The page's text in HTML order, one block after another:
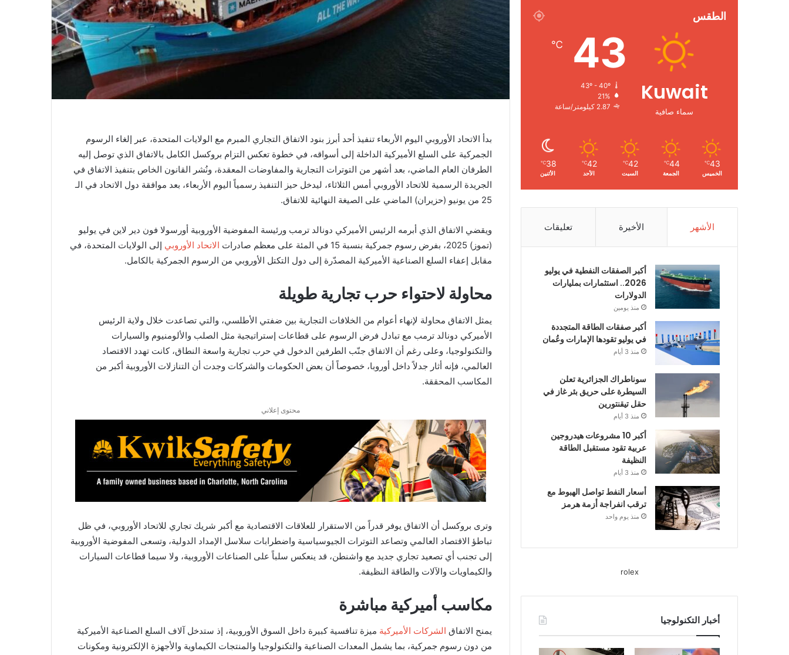
بدأ الاتحاد الأوروبي اليوم الأربعاء تنفيذ أحد أبرز بنود الاتفاق التجاري المبرم مع الولايات المتحدة، عبر إلغاء الرسوم
الجمركية على السلع الأميركية الداخلة إلى أسواقه، في خطوة تعكس التزام بروكسل الكامل بالاتفاق الذي توصل إليه
الطرفان العام الماضي، بعد أشهر من التوترات التجارية والمفاوضات المعقدة، ونُشر القانون الخاص بتنفيذ الاتفاق في
الجريدة الرسمية للاتحاد الأوروبي أمس الثلاثاء، ليدخل حيز التنفيذ رسمياً اليوم الأربعاء، بعد موافقة دول الاتحاد في الـ
25 من يونيو (حزيران) الماضي على الصيغة النهائية للاتفاق.
ويقضي الاتفاق الذي أبرمه الرئيس الأميركي دونالد ترمب ورئيسة المفوضية الأوروبية أورسولا فون دير لاين في يوليو
(تموز) 2025، بفرض رسوم جمركية بنسبة 15 في المئة على معظم صادرات
الاتحاد الأوروبي إلى الولايات المتحدة، في
مقابل إعفاء السلع الصناعية الأميركية المصدّرة إلى دول التكتل الأوروبي من الرسوم الجمركية بالكامل.
محاولة لاحتواء حرب تجارية طويلة
يمثل الاتفاق محاولة لإنهاء أعوام من الخلافات التجارية بين ضفتي الأطلسي، والتي تصاعدت خلال ولاية الرئيس
الأميركي دونالد ترمب مع تبادل فرض الرسوم على قطاعات إستراتيجية مثل الصلب والألومنيوم والسيارات
والتكنولوجيا، وعلى رغم أن الاتفاق جنّب الطرفين الدخول في حرب تجارية واسعة النطاق، كانت تهدد الاقتصاد
العالمي، فإنه أثار جدلاً داخل أوروبا، خصوصاً أن بعض الحكومات والشركات وجدت أن التنازلات الأوروبية أكبر من
المكاسب المحققة.
محتوى إعلاني
وترى بروكسل أن الاتفاق يوفر قدراً من الاستقرار للعلاقات الاقتصادية مع أكبر شريك تجاري للاتحاد الأوروبي، في ظل
تباطؤ الاقتصاد العالمي وتصاعد التوترات الجيوسياسية واضطرابات سلاسل الإمداد الدولية، وتسعى المفوضية الأوروبية
إلى تجنب أي تصعيد تجاري جديد مع واشنطن، قد ينعكس سلباً على الصناعات الأوروبية، ولا سيما قطاعات السيارات
والكيماويات والآلات والطاقة النظيفة.
مكاسب أميركية مباشرة
يمنح الاتفاق الشركات الأميركية ميزة تنافسية كبيرة داخل السوق الأوروبية، إذ ستدخل آلاف السلع الصناعية الأميركية
من دون رسوم جمركية، بما يشمل المعدات الصناعية والتكنولوجيا والمنتجات الكيماوية والأجهزة الإلكترونية ومكونات
الطقس
Kuwait
سماء صافية
43
℃
43º - 40º
21%
2.87 كيلومتر/ساعة
43
℃
الخميس
44
℃
الجمعة
42
℃
السبت
42
℃
الأحد
38
℃
الأثنين
الأشهر الأخيرة تعليقات
أكبر الصفقات النفطية في يوليو
2026.. استثمارات بمليارات
الدولارات
منذ يومين
أكبر صفقات الطاقة المتجددة
في يوليو تقودها الإمارات وعُمان
منذ 3 أيام
سوناطراك الجزائرية تعلن
السيطرة على حريق بئر غاز في
حقل تيقنتورين
منذ 3 أيام
أكبر 10 مشروعات هيدروجين
عربية تقود مستقبل الطاقة
النظيفة
منذ 3 أيام
أسعار النفط تواصل الهبوط مع
ترقب انفراجة أزمة هرمز
منذ يوم واحد
rolex
أخبار التكنولوجيا